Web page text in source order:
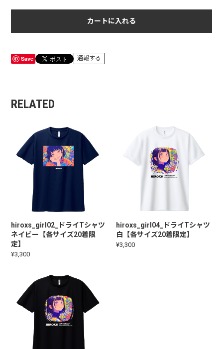
カートに入れる
Save 通報する
RELATED
hiroxs_girl02_ドライTシャツ
ネイビー【各サイズ20着限
定】
¥3,300
hiroxs_girl04_ドライTシャツ
白【各サイズ20着限定】
¥3,300